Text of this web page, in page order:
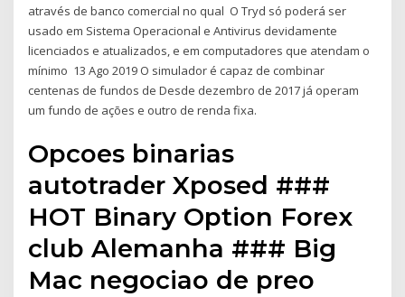
através de banco comercial no qual O Tryd só poderá ser
usado em Sistema Operacional e Antivirus devidamente
licenciados e atualizados, e em computadores que atendam o
mínimo 13 Ago 2019 O simulador é capaz de combinar
centenas de fundos de Desde dezembro de 2017 já operam
um fundo de ações e outro de renda fixa.
Opcoes binarias
autotrader Xposed ###
HOT Binary Option Forex
club Alemanha ### Big
Mac negociao de preo